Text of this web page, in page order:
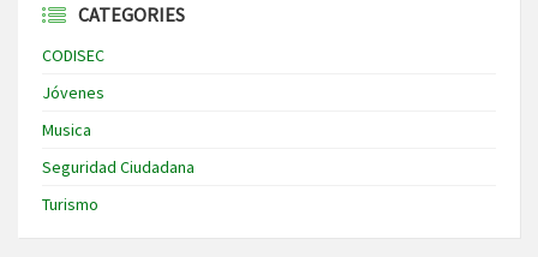
CATEGORIES
CODISEC
Jóvenes
Musica
Seguridad Ciudadana
Turismo